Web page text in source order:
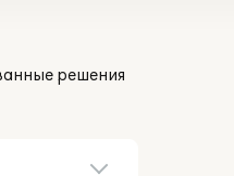
решения